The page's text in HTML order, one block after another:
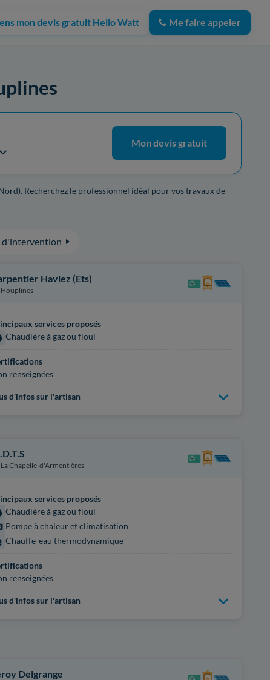
mon devis gratuit Hello Watt Me faire appeler
Mon devis gratuit
Recherchez le professionnel idéal pour vos travaux de
d'intervention
Haviez (Ets)
Houplines
services proposés
Chaudière à gaz ou fioul
renseignées
d'infos sur l'artisan
La Chapelle-d'Armentières
services proposés
Chaudière à gaz ou fioul
Pompe à chaleur et climatisation
Chauffe-eau thermodynamique
renseignées
d'infos sur l'artisan
Delgrange